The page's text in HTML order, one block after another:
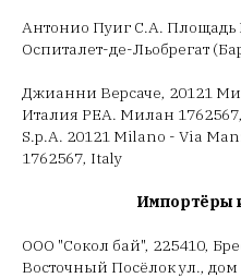
Антонио Пуиг С.А. Площадь
Оспиталет-де-Льобрегат
Джианни Версаче, 20121
Италия РЕА. Милан
S.p.A. 20121 Milano - Via
1762567, Italy
Импортёры
ООО "Сокол бай", 225410,
Восточный Посёлок ул.,